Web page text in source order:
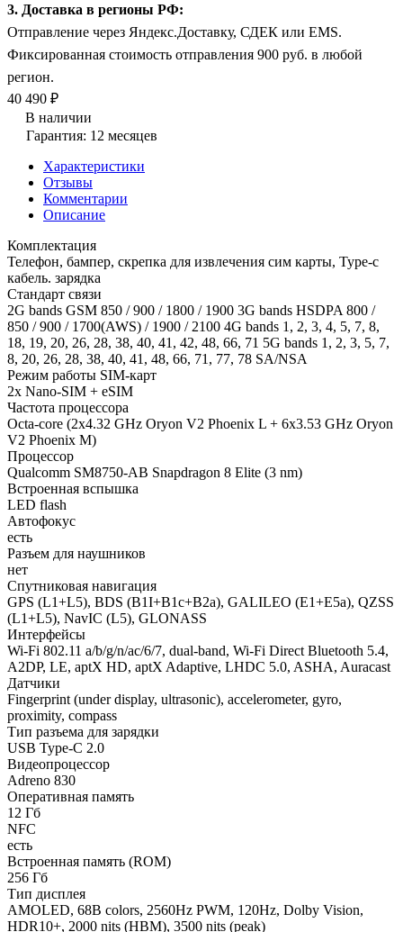
3. Доставка в регионы РФ:
Отправление через Яндекс.Доставку, СДЕК или EMS.
Фиксированная стоимость отправления 900 руб. в любой
регион.
40 490 ₽
В наличии
Гарантия: 12 месяцев
Характеристики
Отзывы
Комментарии
Описание
Комплектация
Телефон, бампер, скрепка для извлечения сим карты, Type-c
кабель. зарядка
Стандарт связи
2G bands GSM 850 / 900 / 1800 / 1900 3G bands HSDPA 800 /
850 / 900 / 1700(AWS) / 1900 / 2100 4G bands 1, 2, 3, 4, 5, 7, 8,
18, 19, 20, 26, 28, 38, 40, 41, 42, 48, 66, 71 5G bands 1, 2, 3, 5, 7,
8, 20, 26, 28, 38, 40, 41, 48, 66, 71, 77, 78 SA/NSA
Режим работы SIM-карт
2x Nano-SIM + eSIM
Частота процессора
Octa-core (2x4.32 GHz Oryon V2 Phoenix L + 6x3.53 GHz Oryon
V2 Phoenix M)
Процессор
Qualcomm SM8750-AB Snapdragon 8 Elite (3 nm)
Встроенная вспышка
LED flash
Автофокус
есть
Разъем для наушников
нет
Спутниковая навигация
GPS (L1+L5), BDS (B1I+B1c+B2a), GALILEO (E1+E5a), QZSS
(L1+L5), NavIC (L5), GLONASS
Интерфейсы
Wi-Fi 802.11 a/b/g/n/ac/6/7, dual-band, Wi-Fi Direct Bluetooth 5.4,
A2DP, LE, aptX HD, aptX Adaptive, LHDC 5.0, ASHA, Auracast
Датчики
Fingerprint (under display, ultrasonic), accelerometer, gyro,
proximity, compass
Тип разъема для зарядки
USB Type-C 2.0
Видеопроцессор
Adreno 830
Оперативная память
12 Гб
NFC
есть
Встроенная память (ROM)
256 Гб
Тип дисплея
AMOLED, 68B colors, 2560Hz PWM, 120Hz, Dolby Vision,
HDR10+, 2000 nits (HBM), 3500 nits (peak)